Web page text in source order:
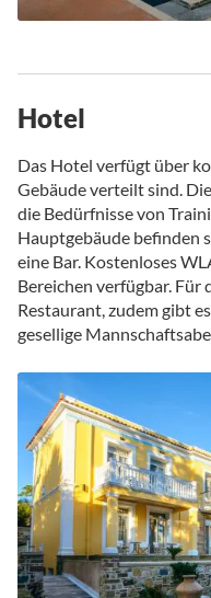
Hotel
Das Hotel verfügt über
Gebäude verteilt sind.
die Bedürfnisse von
Hauptgebäude befinden
eine Bar. Kostenloses
Bereichen verfügbar.
Restaurant, zudem gibt
gesellige